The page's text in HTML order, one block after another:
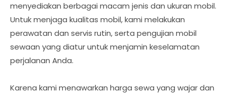
menyediakan berbagai macam jenis dan ukuran mobil.
Untuk menjaga kualitas mobil, kami melakukan
perawatan dan servis rutin, serta pengujian mobil
sewaan yang diatur untuk menjamin keselamatan
perjalanan Anda.
Karena kami menawarkan harga sewa yang wajar dan